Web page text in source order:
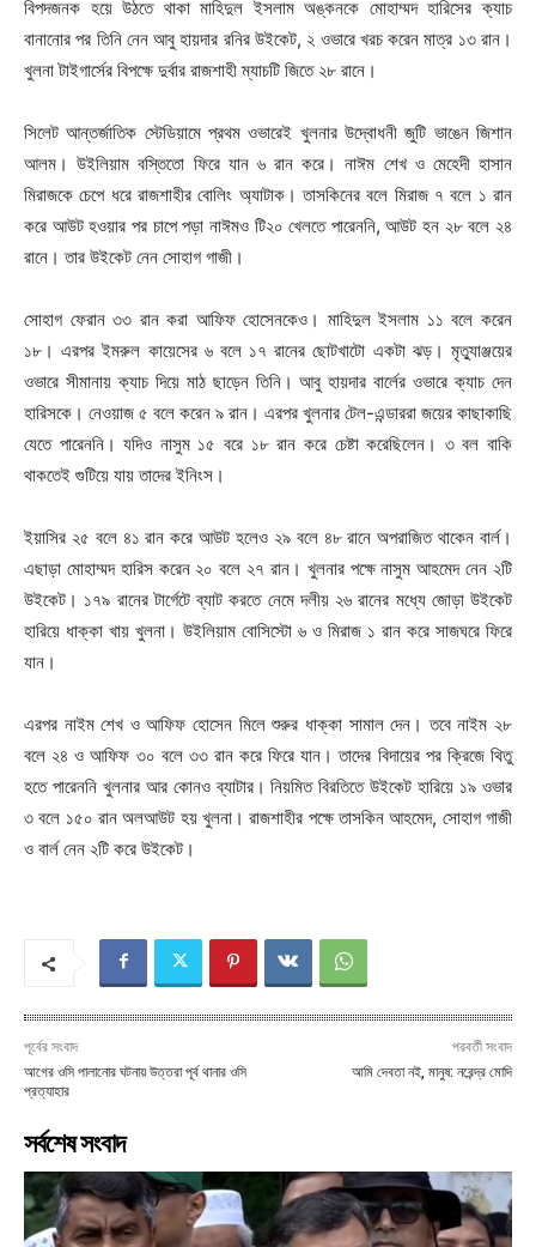
বিপদজনক হয়ে উঠতে থাকা মাহিদুল ইসলাম অঙ্কনকে মোহাম্মদ হারিসের ক্যাচ
বানানোর পর তিনি নেন আবু হায়দার রনির উইকেট, ২ ওভারে খরচ করেন মাত্র ১৩ রান।
খুলনা টাইগার্সের বিপক্ষে দুর্বার রাজশাহী ম্যাচটি জিতে ২৮ রানে।
সিলেট আন্তর্জাতিক স্টেডিয়ামে প্রথম ওভারেই খুলনার উদ্বোধনী জুটি ভাঙেন জিশান
আলম। উইলিয়াম বস্তিতো ফিরে যান ৬ রান করে। নাঈম শেখ ও মেহেদী হাসান
মিরাজকে চেপে ধরে রাজশাহীর বোলিং অ্যাটাক। তাসকিনের বলে মিরাজ ৭ বলে ১ রান
করে আউট হওয়ার পর চাপে পড়া নাঈমও টি২০ খেলতে পারেননি, আউট হন ২৮ বলে ২৪
রানে। তার উইকেট নেন সোহাগ গাজী।
সোহাগ ফেরান ৩৩ রান করা আফিফ হোসেনকেও। মাহিদুল ইসলাম ১১ বলে করেন
১৮। এরপর ইমরুল কায়েসের ৬ বলে ১৭ রানের ছোটখাটো একটা ঝড়। মৃত্যুাঞ্জয়ের
ওভারে সীমানায় ক্যাচ দিয়ে মাঠ ছাড়েন তিনি। আবু হায়দার বার্লের ওভারে ক্যাচ দেন
হারিসকে। নেওয়াজ ৫ বলে করেন ৯ রান। এরপর খুলনার টেল-এন্ডাররা জয়ের কাছাকাছি
যেতে পারেননি। যদিও নাসুম ১৫ বরে ১৮ রান করে চেষ্টা করেছিলেন। ৩ বল বাকি
থাকতেই গুটিয়ে যায় তাদের ইনিংস।
ইয়াসির ২৫ বলে ৪১ রান করে আউট হলেও ২৯ বলে ৪৮ রানে অপরাজিত থাকেন বার্ল।
এছাড়া মোহাম্মদ হারিস করেন ২০ বলে ২৭ রান। খুলনার পক্ষে নাসুম আহমেদ নেন ২টি
উইকেট। ১৭৯ রানের টার্গেটে ব্যাট করতে নেমে দলীয় ২৬ রানের মধ্যে জোড়া উইকেট
হারিয়ে ধাক্কা খায় খুলনা। উইলিয়াম বোসিস্টো ৬ ও মিরাজ ১ রান করে সাজঘরে ফিরে
যান।
এরপর নাইম শেখ ও আফিফ হোসেন মিলে শুরুর ধাক্কা সামাল দেন। তবে নাইম ২৮
বলে ২৪ ও আফিফ ৩০ বলে ৩৩ রান করে ফিরে যান। তাদের বিদায়ের পর ক্রিজে থিতু
হতে পারেননি খুলনার আর কোনও ব্যাটার। নিয়মিত বিরতিতে উইকেট হারিয়ে ১৯ ওভার
৩ বলে ১৫০ রান অলআউট হয় খুলনা। রাজশাহীর পক্ষে তাসকিন আহমেদ, সোহাগ গাজী
ও বার্ল নেন ২টি করে উইকেট।
পূর্বের সংবাদ
আগের ওসি পালানোর ঘটনায় উত্তরা পূর্ব থানার ওসি
প্রত্যাহার
পরবর্তী সংবাদ
আমি দেবতা নই, মানুষ: নরেন্দ্র মোদি
সর্বশেষ সংবাদ